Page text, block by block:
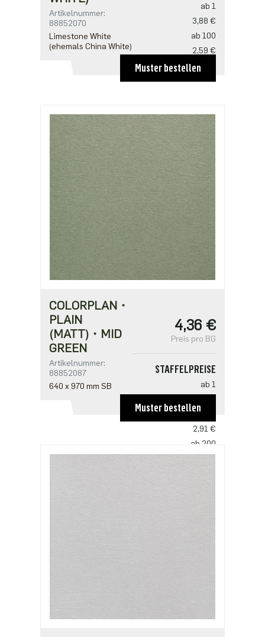
Artikelnummer:
88852070
Limestone White
(ehemals China White)
ab 1
3,88 €
ab 100
2,59 €
ab 200
2,50 €
ab 1000
1,72 €
Muster bestellen
COLORPLAN・
PLAIN
(MATT)・MID
GREEN
Artikelnummer:
88852087
640 x 970 mm SB
4,36 €
Preis pro BG
STAFFELPREISE
ab 1
ab 100
2,91 €
ab 200
1,94 €
Muster bestellen